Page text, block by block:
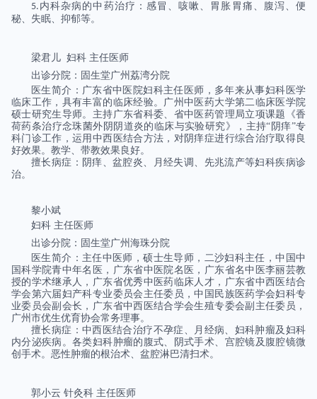
5. 内科杂病的中药治疗：感冒、咳嗽、胃胀胃痛、腹泻、便
秘、失眠、抑郁等。
梁君儿 妇科 主任医师
出诊分院：固生堂广州荔湾分院
医生简介：广东省中医院妇科主任医师，多年来从事妇科医学
临床工作，具有丰富的临床经验。广州中医药大学第二临床医学院
硕士研究生导师。主持广东省科委、省中医药管理局立项课题《香
荷药条治疗念珠菌外阴阴道炎的临床与实验研究》，主持“阴痒”专
科门诊工作，运用中西医结合方法，对阴痒症进行综合治疗取得良
好效果。教学、带教效果良好。
擅长病症：阴痒、盆腔炎、月经失调、先兆流产等妇科疾病诊
治。
黎小斌
妇科 主任医师
出诊分院：固生堂广州海珠分院
医生简介：主任中医师，硕士生导师，二沙妇科主任，中国中
国科学院青中年名医，广东省中医院名医，广东省名中医李丽芸教
授的学术继承人，广东省优秀中医药临床人才，广东省中西医结合
学会第六届妇产科专业委员会主任委员，中国民族医药学会妇科专
业委员会副会长，广东省中西医结合学会生殖专委会副主任委员，
广州市优生优育协会常务理事。
擅长病症：中西医结合治疗不孕症、月经病、妇科肿瘤及妇科
内分泌疾病。各类妇科肿瘤的腹式、阴式手术、宫腔镜及腹腔镜微
创手术。恶性肿瘤的根治术、盆腔淋巴清扫术。
郭小云 针灸科 主任医师